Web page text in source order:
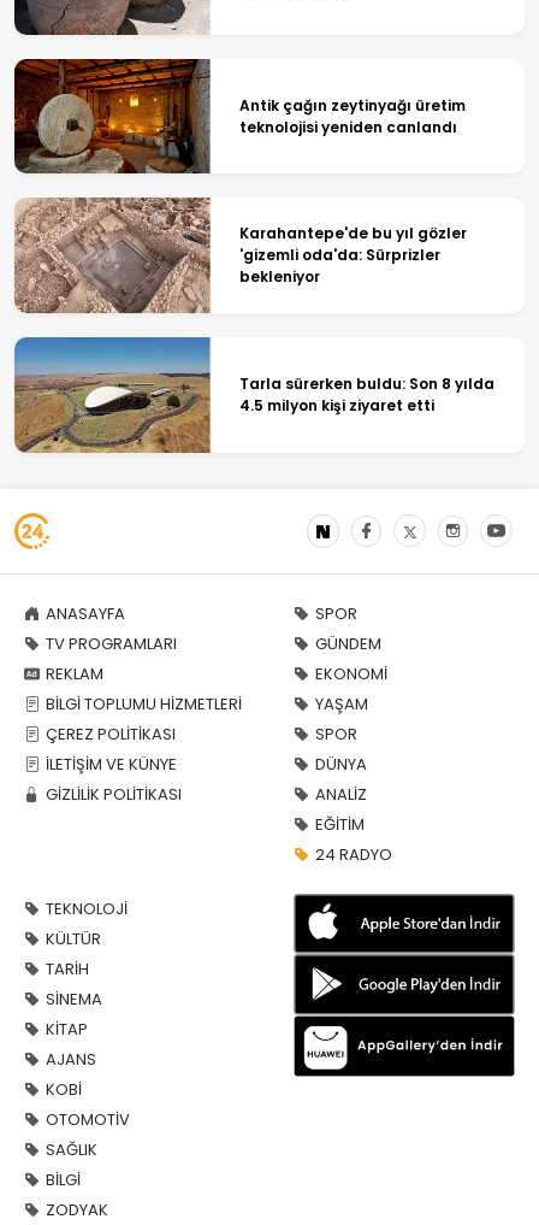
Antik çağın zeytinyağı üretim
teknolojisi yeniden canlandı
Karahantepe'de bu yıl gözler
'gizemli oda'da: Sürprizler
bekleniyor
Tarla sürerken buldu: Son 8 yılda
4.5 milyon kişi ziyaret etti
ANASAYFA
TV PROGRAMLARI
REKLAM
BİLGİ TOPLUMU HİZMETLERİ
ÇEREZ POLİTİKASI
İLETİŞİM VE KÜNYE
GİZLİLİK POLİTİKASI
SPOR
GÜNDEM
EKONOMİ
YAŞAM
SPOR
DÜNYA
ANALİZ
EĞİTİM
24 RADYO
TEKNOLOJİ
KÜLTÜR
TARİH
SİNEMA
KİTAP
AJANS
KOBİ
OTOMOTİV
SAĞLIK
BİLGİ
ZODYAK